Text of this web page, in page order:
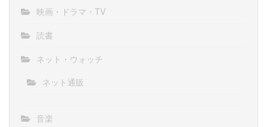
映画・ドラマ・TV
読書
ネット・ウォッチ
ネット通販
音楽